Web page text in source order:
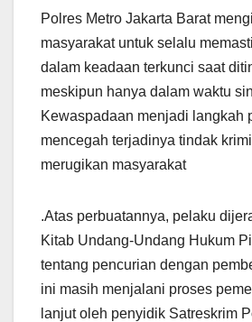
Polres Metro Jakarta Barat
masyarakat untuk selalu
dalam keadaan terkunci saat
meskipun hanya dalam waktu
Kewaspadaan menjadi langkah
mencegah terjadinya tindak
merugikan masyarakat
.Atas perbuatannya, pelaku
Kitab Undang-Undang Hukum
tentang pencurian dengan
ini masih menjalani proses
lanjut oleh penyidik Satreskrim